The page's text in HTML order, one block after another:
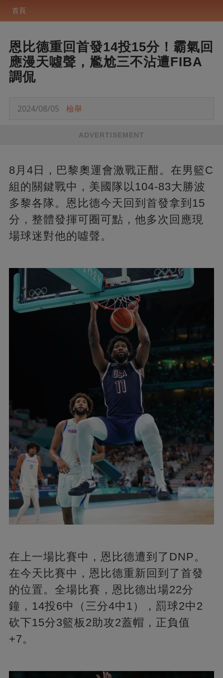
首頁
恩比德重回首發14投15分！霸氣回
應漫天噓聲，尷尬三不沾遭FIBA
調侃
2024/08/05 檢舉
ADVERTISEMENT
8月4日，巴黎奧運會激戰正酣。在男籃C
組的關鍵戰中，美國隊以104-83大勝波
多黎各隊。恩比德今天回到首發拿到15
分，整體發揮可圈可點，他多次回應現
場球迷對他的噓聲。
在上一場比賽中，恩比德遭到了DNP。
在今天比賽中，恩比德重新回到了首發
的位置。全場比賽，恩比德出場22分
鐘，14投6中（三分4中1），罰球2中2
砍下15分3籃板2助攻2蓋帽，正負值
+7。